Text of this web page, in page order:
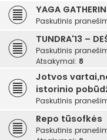
YAGA
Paskutinis
TUNDRA'13 –
Paskutinis
Atsakymai: 8
Jotvos
istorinio
Paskutinis
Repo tūsofkės
Paskutinis